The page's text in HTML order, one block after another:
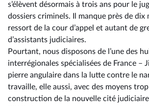
s’élèvent désormais à trois ans pour le
dossiers criminels. Il manque près de dix
ressort de la cour d’appel et autant de
d’assistants judiciaires.
Pourtant, nous disposons de l’une des
interrégionales spécialisées de France –⁠
pierre angulaire dans la lutte contre le
travaille, elle aussi, avec des moyens
construction de la nouvelle cité